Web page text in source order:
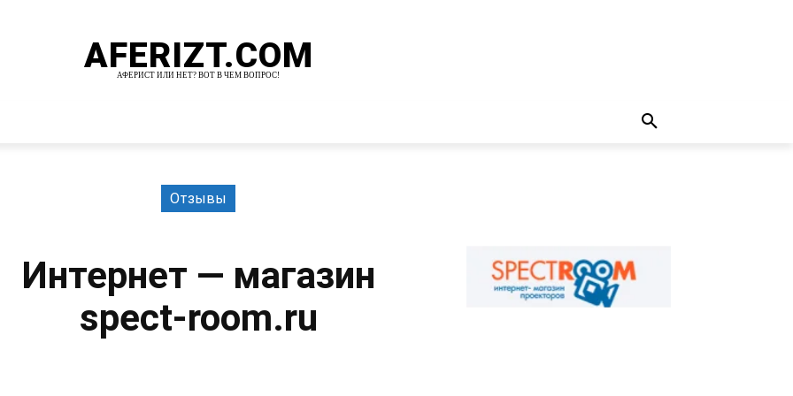
AFERIZT.COM
АФЕРИСТ ИЛИ НЕТ? ВОТ В ЧЕМ ВОПРОС!
Отзывы
Интернет — магазин
spect-room.ru